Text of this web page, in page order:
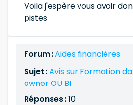
Voila j'espère vous avoir
pistes
Forum :Aides financières
Sujet :Avis sur Formation
owner OU BI
Réponses :10